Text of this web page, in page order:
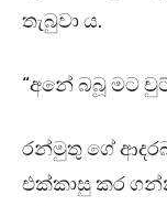
තැබුවා ය.
“අනේ බබූ මට
රන්මුතු ගේ
එක්කාසු කර